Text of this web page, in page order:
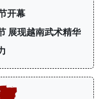
开幕
展现越南武术精华